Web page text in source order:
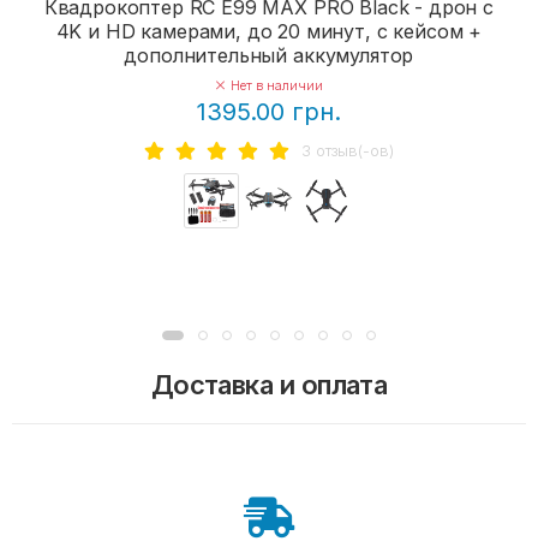
Квадрокоптер RC E99 MAX PRO Black - дрон с
4K и HD камерами, до 20 минут, с кейсом +
дополнительный аккумулятор
Нет в наличии
1395.00 грн.
3 отзыв(-ов)
Доставка и оплата